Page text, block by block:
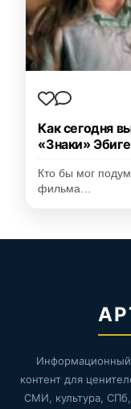
Как сегодня
«Знаки»
Кто бы мог
фильма…
Информационный
контент для
СМИ, культура,